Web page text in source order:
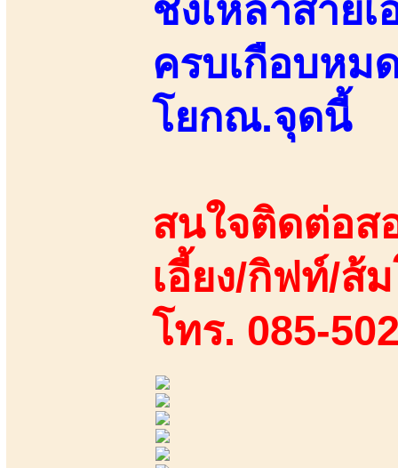
ชงเหล้าสาย
ครบเกือบหม
โยกณ.จุดนี้
สนใจติดต่อส
เอี้ยง/กิฟท์/ส้
โทร. 085-